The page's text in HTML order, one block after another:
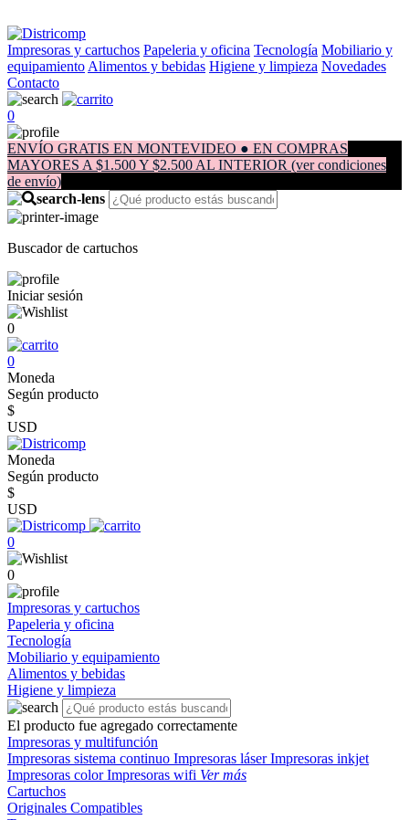
Impresoras y cartuchos Papeleria y oficina Tecnología Mobiliario y
equipamiento Alimentos y bebidas Higiene y limpieza Novedades
Contacto
0
ENVÍO GRATIS EN MONTEVIDEO ● EN COMPRAS
MAYORES A $1.500 Y $2.500 AL INTERIOR (ver condiciones
de envío)
Buscador de cartuchos
Iniciar sesión
0
0
Moneda
Según producto
$
USD
Moneda
Según producto
$
USD
0
0
Impresoras y cartuchos
Papeleria y oficina
Tecnología
Mobiliario y equipamiento
Alimentos y bebidas
Higiene y limpieza
El producto fue agregado correctamente
Impresoras y multifunción
Impresoras sistema continuo Impresoras láserImpresoras inkjet
Impresoras colorImpresoras wifi Ver más
Cartuchos
Originales Compatibles